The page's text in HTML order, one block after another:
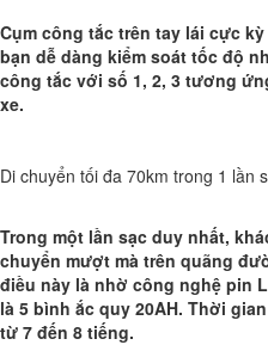
Cụm công tắc trên tay lái cực
bạn dễ dàng kiểm soát tốc độ
công tắc với số 1, 2, 3 tương
xe.
Di chuyển tối đa 70km trong 1 lần
Trong một lần sạc duy nhất,
chuyển mượt mà trên quãng
điều này là nhờ công nghệ pin
là 5 bình ắc quy 20AH. Thời
từ 7 đến 8 tiếng.